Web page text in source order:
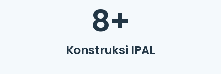
8+
Konstruksi IPAL